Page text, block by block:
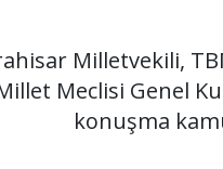
haftalık basın açıklamasını
Milletvekili,
Meclisi Genel
konuşma